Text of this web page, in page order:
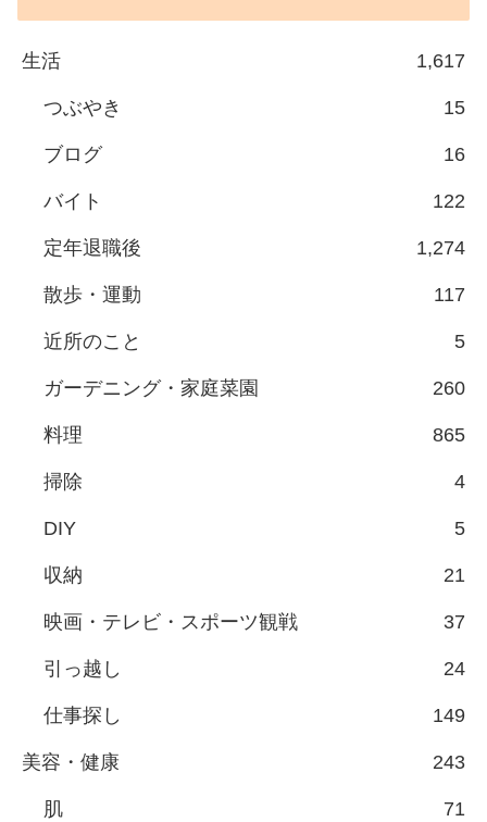
生活 1,617
つぶやき 15
ブログ 16
バイト 122
定年退職後 1,274
散歩・運動 117
近所のこと 5
ガーデニング・家庭菜園 260
料理 865
掃除 4
DIY 5
収納 21
映画・テレビ・スポーツ観戦 37
引っ越し 24
仕事探し 149
美容・健康 243
肌 71